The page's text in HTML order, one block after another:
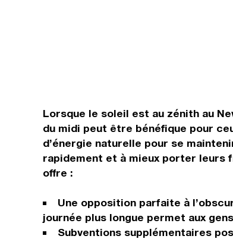
Lorsque le soleil est au zénith au
du midi peut être bénéfique pour
d’énergie naturelle pour se
rapidement et à mieux porter leurs
offre :
Une opposition parfaite à
journée plus longue permet aux
Subventions supplémentaires